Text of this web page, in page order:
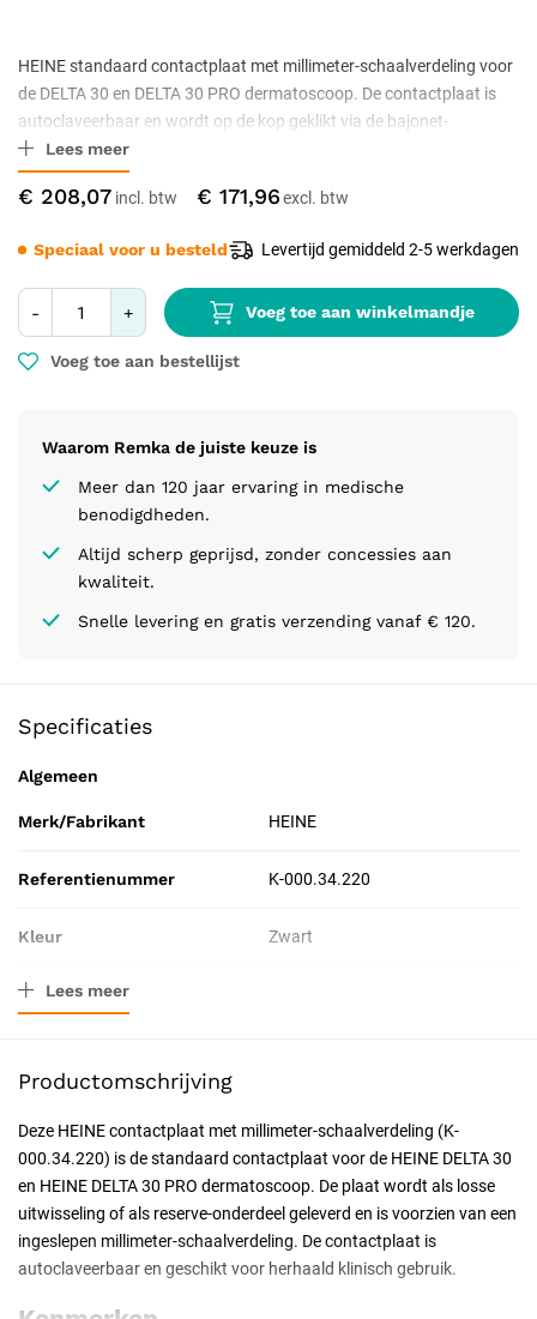
€ 208,07 € 171,96
- + Voeg toe aan winkelmandje
Voeg toe aan bestellijst
Waarom Remka de juiste keuze is
Meer dan 120 jaar ervaring in medische
benodigdheden.
Altijd scherp geprijsd, zonder concessies aan
kwaliteit.
Snelle levering en gratis verzending vanaf € 120.
Speciaal voor u besteld Levertijd gemiddeld 2-5 werkdagen
HEINE standaard contactplaat met millimeter-schaalverdeling voor
de DELTA 30 en DELTA 30 PRO dermatoscoop. De contactplaat is
autoclaveerbaar en wordt op de kop geklikt via de bajonet-
aansluiting. De verpakking bevat 1 stuk.
Lees meer
Specificaties
Algemeen
Merk/Fabrikant HEINE
Referentienummer K-000.34.220
Kleur Zwart
Verpakkingstype
Certificering CE-gecertificeerd
Lees meer
Productomschrijving
Deze HEINE contactplaat met millimeter-schaalverdeling (K-
000.34.220) is de standaard contactplaat voor de HEINE DELTA 30
en HEINE DELTA 30 PRO dermatoscoop. De plaat wordt als losse
uitwisseling of als reserve-onderdeel geleverd en is voorzien van een
ingeslepen millimeter-schaalverdeling. De contactplaat is
autoclaveerbaar en geschikt voor herhaald klinisch gebruik.